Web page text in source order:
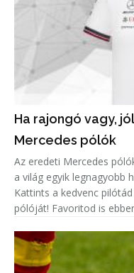
Ha rajongó vagy,
Mercedes pólók
Az eredeti Mercedes
a világ egyik legnagyobb
Kattints a kedvenc
pólóját! Favoritod is